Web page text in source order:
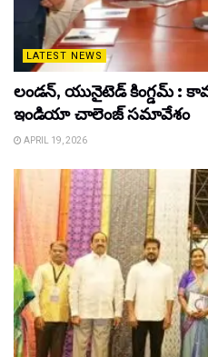
LATEST NEWS
లండన్, యునైటెడ్ కింగ్డమ్ :
ఇండియా చాలెంజ్ సమావేశం
APRIL 19, 2026